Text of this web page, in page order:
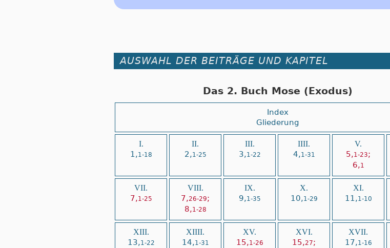
AUSWAHL DER BEITRÄGE UND KAPITEL
Das 2. Buch Mose (Exodus)
Index
Gliederung
I.
1,1-18
II.
2,1-25
III.
3,1-22
IIII.
4,1-31
V.
5,1-23;
6,1
VII.
7,1-25
VIII.
7,26-29;
8,1-28
IX.
9,1-35
X.
10,1-29
XI.
11,1-10
XIII.
13,1-22
XIIII.
14,1-31
XV.
15,1-26
XVI.
15,27;
XVII.
17,1-16